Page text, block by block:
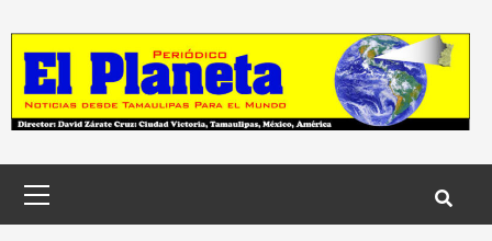
to
content
principal